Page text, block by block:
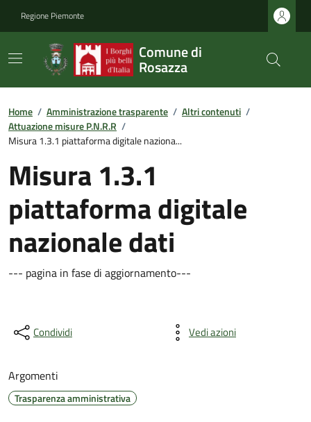
Regione Piemonte
Comune di
Rosazza
Home / Amministrazione trasparente / Altri contenuti /
Attuazione misure P.N.R.R /
Misura 1.3.1 piattaforma digitale naziona...
Misura 1.3.1
piattaforma digitale
nazionale dati
--- pagina in fase di aggiornamento---
Condividi Vedi azioni
Argomenti
Trasparenza amministrativa